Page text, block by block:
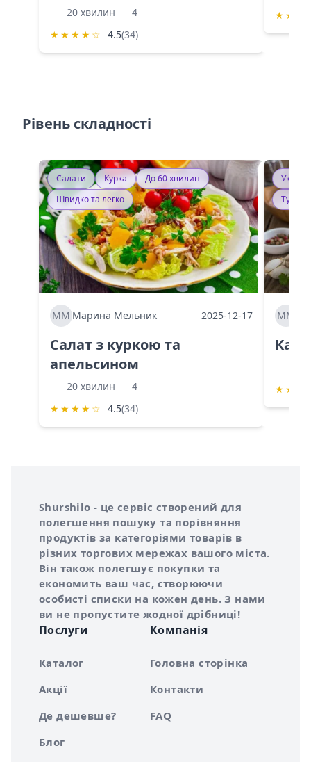
20 хвилин
4
★ ★ ★ ★ ☆ 4.5(34)
★ ★
Рівень складності
Салати Курка
До 60 хвилин
Швидко та легко
ММ Марина Мельник 2025-12-17
Салат з куркою та
апельсином
20 хвилин
4
★ ★ ★ ★ ☆ 4.5(34)
ММ
★ ★
Про сервіс Shurshilo
Shurshilo - це сервіс створений для
полегшення пошуку та порівняння
продуктів за категоріями товарів в
різних торгових мережах вашого міста.
Він також полегшує покупки та
економить ваш час, створюючи
особисті списки на кожен день. З нами
ви не пропустите жодної дрібниці!
Послуги
Каталог
Акції
Де дешевше?
Блог
Компанія
Головна сторінка
Контакти
FAQ